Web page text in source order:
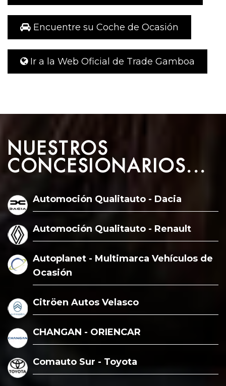
Encuentre su Coche de Ocasión
Ir a la Web Oficial de Trade Gamboa
NUESTROS
CONCESIONARIOS...
Automoción Qualitauto - Dacia
Automoción Qualitauto - Renault
Autoplanet - Multimarca Vehículos de
Ocasión
Citröen Autos Velasco
CHANGAN - ORIENCAR
Comauto Sur - Toyota